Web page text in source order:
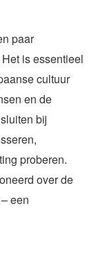
paar
is essentieel
cultuur
en de
bij
proberen.
over de
een